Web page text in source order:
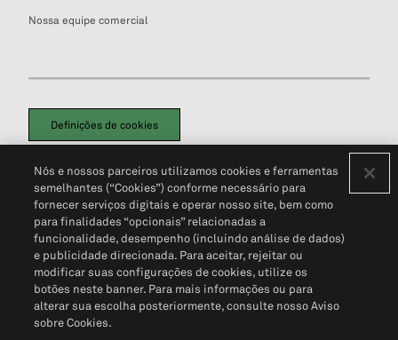
Nossa equipe comercial
Definições de cookies
Política de PrivacidadePortal de privacidade do cliente (em inglês)
Não Venda Minhas Informações Pessoais© 2026 S&P Global
Nós e nossos parceiros utilizamos cookies e ferramentas
semelhantes (“Cookies”) conforme necessário para
fornecer serviços digitais e operar nosso site, bem como
para finalidades “opcionais” relacionadas a
funcionalidade, desempenho (incluindo análise de dados)
e publicidade direcionada. Para aceitar, rejeitar ou
modificar suas configurações de cookies, utilize os
botões neste banner. Para mais informações ou para
alterar sua escolha posteriormente, consulte nosso Aviso
sobre Cookies.